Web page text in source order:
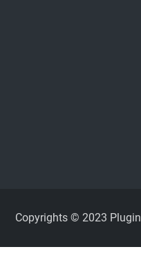
Copyrights © 2023